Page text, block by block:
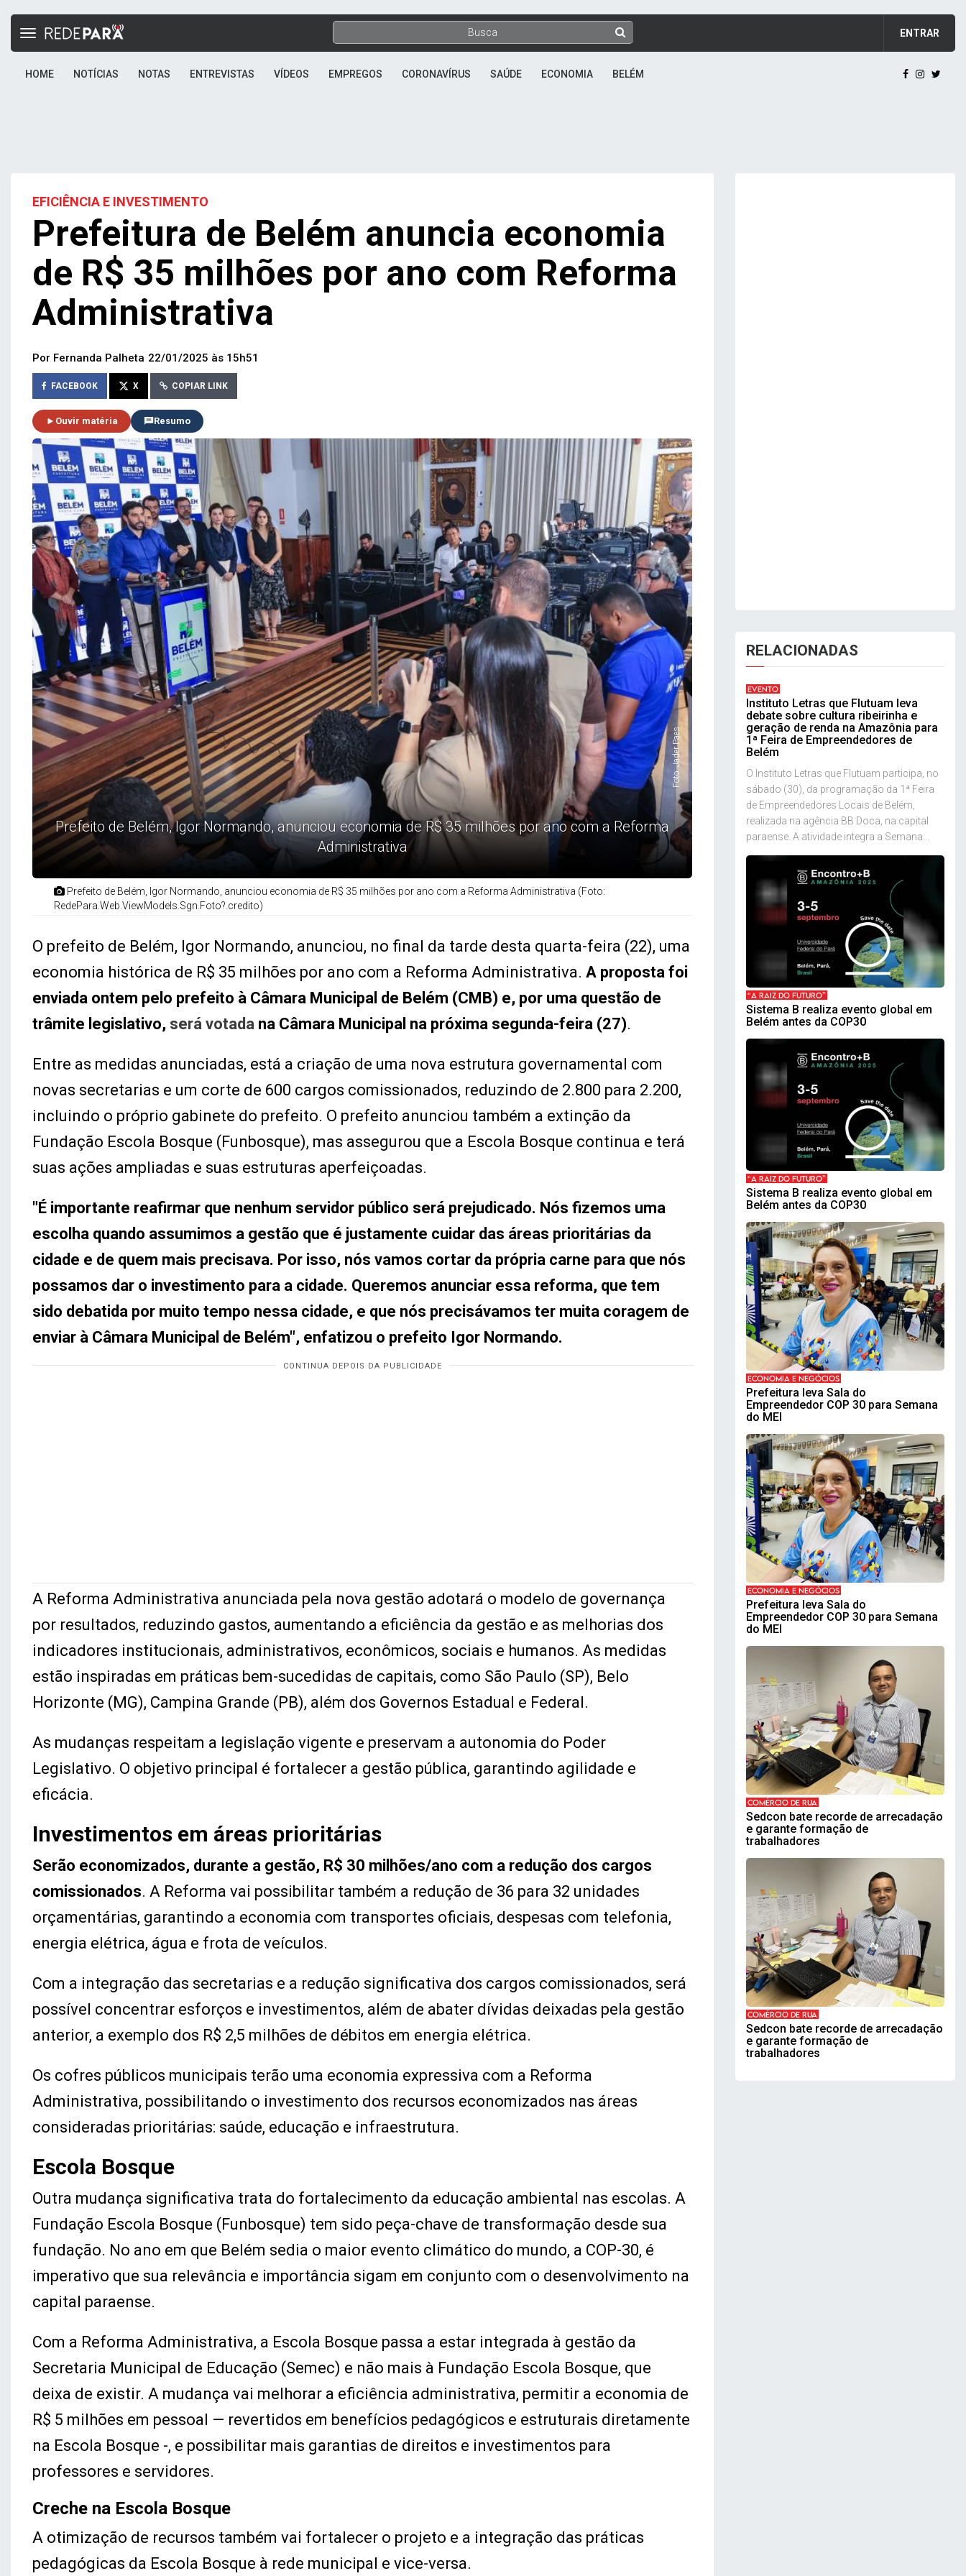
ENTRAR
Toggle
HOME NOTÍCIAS NOTAS ENTREVISTAS VÍDEOS EMPREGOS CORONAVÍRUS SAÚDE ECONOMIA BELÉM
EFICIÊNCIA E INVESTIMENTO
Prefeitura de Belém anuncia economia
de R$ 35 milhões por ano com Reforma
Administrativa
Por Fernanda Palheta 22/01/2025 às 15h51
FACEBOOK X COPIAR LINK
Ouvir matéria Resumo
Prefeito de Belém, Igor Normando, anunciou economia de R$ 35 milhões por ano com a Reforma
Administrativa
Foto: Jader Paes
Prefeito de Belém, Igor Normando, anunciou economia de R$ 35 milhões por ano com a Reforma Administrativa (Foto:
RedePara.Web.ViewModels.Sgn.Foto?.credito)
O prefeito de Belém, Igor Normando, anunciou, no final da tarde desta quarta-feira (22), uma
economia histórica de R$ 35 milhões por ano com a Reforma Administrativa. A proposta foi
enviada ontem pelo prefeito à Câmara Municipal de Belém (CMB) e, por uma questão de
trâmite legislativo, será votada na Câmara Municipal na próxima segunda-feira (27).
Entre as medidas anunciadas, está a criação de uma nova estrutura governamental com
novas secretarias e um corte de 600 cargos comissionados, reduzindo de 2.800 para 2.200,
incluindo o próprio gabinete do prefeito. O prefeito anunciou também a extinção da
Fundação Escola Bosque (Funbosque), mas assegurou que a Escola Bosque continua e terá
suas ações ampliadas e suas estruturas aperfeiçoadas.
"É importante reafirmar que nenhum servidor público será prejudicado. Nós fizemos uma
escolha quando assumimos a gestão que é justamente cuidar das áreas prioritárias da
cidade e de quem mais precisava. Por isso, nós vamos cortar da própria carne para que nós
possamos dar o investimento para a cidade. Queremos anunciar essa reforma, que tem
sido debatida por muito tempo nessa cidade, e que nós precisávamos ter muita coragem de
enviar à Câmara Municipal de Belém", enfatizou o prefeito Igor Normando.
A Reforma Administrativa anunciada pela nova gestão adotará o modelo de governança
por resultados, reduzindo gastos, aumentando a eficiência da gestão e as melhorias dos
indicadores institucionais, administrativos, econômicos, sociais e humanos. As medidas
estão inspiradas em práticas bem-sucedidas de capitais, como São Paulo (SP), Belo
Horizonte (MG), Campina Grande (PB), além dos Governos Estadual e Federal.
As mudanças respeitam a legislação vigente e preservam a autonomia do Poder
Legislativo. O objetivo principal é fortalecer a gestão pública, garantindo agilidade e
eficácia.
Investimentos em áreas prioritárias
Serão economizados, durante a gestão, R$ 30 milhões/ano com a redução dos cargos
comissionados. A Reforma vai possibilitar também a redução de 36 para 32 unidades
orçamentárias, garantindo a economia com transportes oficiais, despesas com telefonia,
energia elétrica, água e frota de veículos.
Com a integração das secretarias e a redução significativa dos cargos comissionados, será
possível concentrar esforços e investimentos, além de abater dívidas deixadas pela gestão
anterior, a exemplo dos R$ 2,5 milhões de débitos em energia elétrica.
Os cofres públicos municipais terão uma economia expressiva com a Reforma
Administrativa, possibilitando o investimento dos recursos economizados nas áreas
consideradas prioritárias: saúde, educação e infraestrutura.
Escola Bosque
Outra mudança significativa trata do fortalecimento da educação ambiental nas escolas. A
Fundação Escola Bosque (Funbosque) tem sido peça-chave de transformação desde sua
fundação. No ano em que Belém sedia o maior evento climático do mundo, a COP-30, é
imperativo que sua relevância e importância sigam em conjunto com o desenvolvimento na
capital paraense.
Com a Reforma Administrativa, a Escola Bosque passa a estar integrada à gestão da
Secretaria Municipal de Educação (Semec) e não mais à Fundação Escola Bosque, que
deixa de existir. A mudança vai melhorar a eficiência administrativa, permitir a economia de
R$ 5 milhões em pessoal — revertidos em benefícios pedagógicos e estruturais diretamente
na Escola Bosque -, e possibilitar mais garantias de direitos e investimentos para
professores e servidores.
Creche na Escola Bosque
A otimização de recursos também vai fortalecer o projeto e a integração das práticas
pedagógicas da Escola Bosque à rede municipal e vice-versa.
RELACIONADAS
EVENTO
Instituto Letras que Flutuam leva
debate sobre cultura ribeirinha e
geração de renda na Amazônia para
1ª Feira de Empreendedores de
Belém
O Instituto Letras que Flutuam participa, no
sábado (30), da programação da 1ª Feira
de Empreendedores Locais de Belém,
realizada na agência BB Doca, na capital
paraense. A atividade integra a Semana...
“A RAIZ DO FUTURO”
Sistema B realiza evento global em
Belém antes da COP30
“A RAIZ DO FUTURO”
Sistema B realiza evento global em
Belém antes da COP30
ECONOMIA E NEGÓCIOS
Prefeitura leva Sala do
Empreendedor COP 30 para Semana
do MEI
ECONOMIA E NEGÓCIOS
Prefeitura leva Sala do
Empreendedor COP 30 para Semana
do MEI
COMÉRCIO DE RUA
Sedcon bate recorde de arrecadação
e garante formação de
trabalhadores
COMÉRCIO DE RUA
Sedcon bate recorde de arrecadação
e garante formação de
trabalhadores